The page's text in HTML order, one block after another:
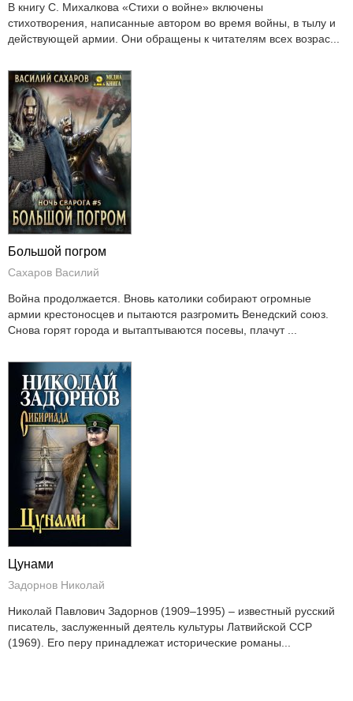
В книгу С. Михалкова «Стихи о войне» включены
стихотворения, написанные автором во время войны, в тылу и
действующей армии. Они обращены к читателям всех возрас...
Большой погром
Сахаров Василий
Война продолжается. Вновь католики собирают огромные
армии крестоносцев и пытаются разгромить Венедский союз.
Снова горят города и вытаптываются посевы, плачут ...
Цунами
Задорнов Николай
Николай Павлович Задорнов (1909–1995) – известный русский
писатель, заслуженный деятель культуры Латвийской ССР
(1969). Его перу принадлежат исторические романы...